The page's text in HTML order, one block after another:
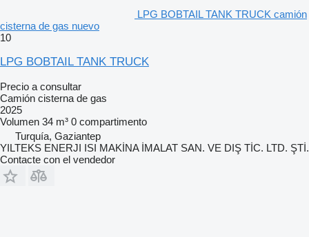
LPG BOBTAIL TANK TRUCK camión
cisterna de gas nuevo
10
LPG BOBTAIL TANK TRUCK
Precio a consultar
Camión cisterna de gas
2025
Volumen 34 m³ 0 compartimento
Turquía, Gaziantep
YILTEKS ENERJI ISI MAKİNA İMALAT SAN. VE DIŞ TİC. LTD. ŞTİ.
Contacte con el vendedor